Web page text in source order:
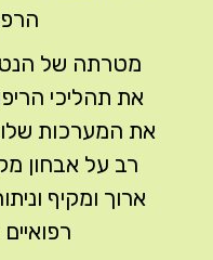
מטרתה של
את תהליכי
את המערכות שלו
רב על אבחון
ארוך ומקיף